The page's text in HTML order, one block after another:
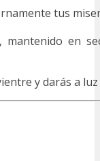
tus
mantenido en
y darás a